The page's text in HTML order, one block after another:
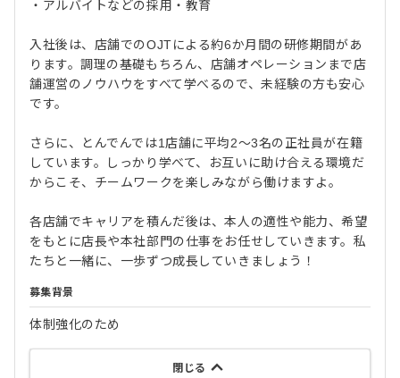
・アルバイトなどの採用・教育
入社後は、店舗でのOJTによる約6か月間の研修期間があ
ります。調理の基礎もちろん、店舗オペレーションまで店
舗運営のノウハウをすべて学べるので、未経験の方も安心
です。
さらに、とんでんでは1店舗に平均2〜3名の正社員が在籍
しています。しっかり学べて、お互いに助け合える環境だ
からこそ、チームワークを楽しみながら働けますよ。
各店舗でキャリアを積んだ後は、本人の適性や能力、希望
をもとに店長や本社部門の仕事をお任せしていきます。私
たちと一緒に、一歩ずつ成長していきましょう！
募集背景
体制強化のため
閉じる